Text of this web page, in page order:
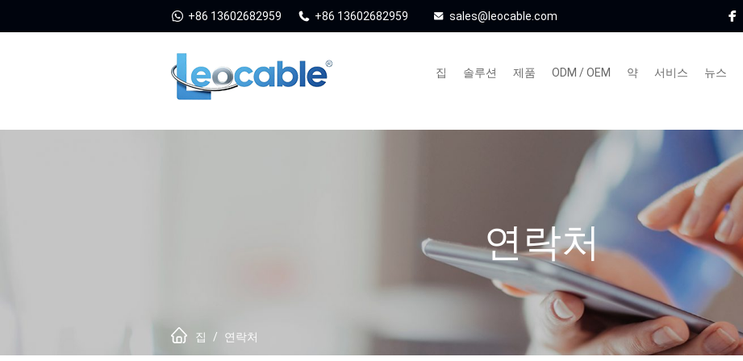
+86 13602682959 +86 13602682959 sales@leocable.com
집 솔루션 제품 ODM / OEM 약 서비스 뉴스
연락처
집 / 연락처